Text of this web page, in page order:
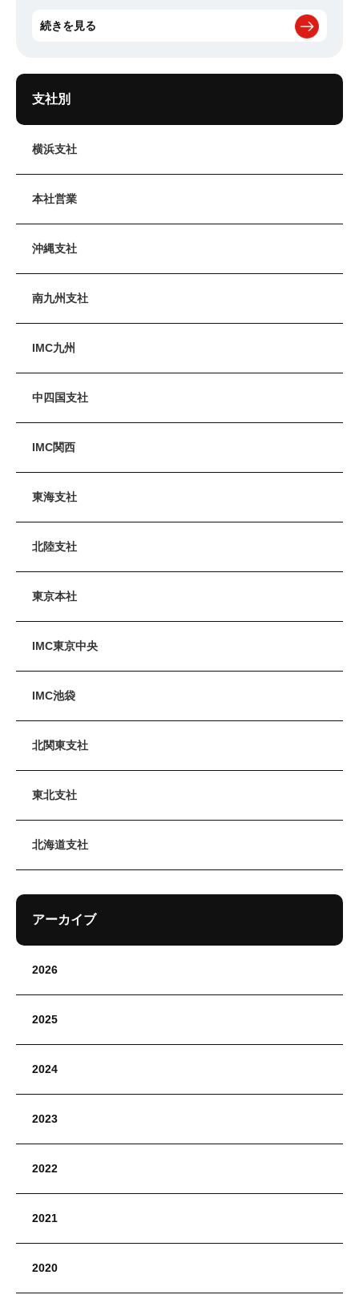
続きを見る
支社別
横浜支社
本社営業
沖縄支社
南九州支社
IMC九州
中四国支社
IMC関西
東海支社
北陸支社
東京本社
IMC東京中央
IMC池袋
北関東支社
東北支社
北海道支社
アーカイブ
2026
2025
2024
2023
2022
2021
2020